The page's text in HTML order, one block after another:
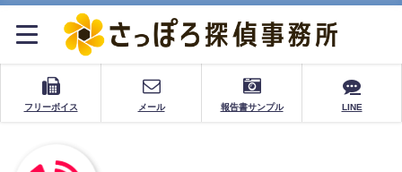
フリーボイス メール 報告書サンプル LINE